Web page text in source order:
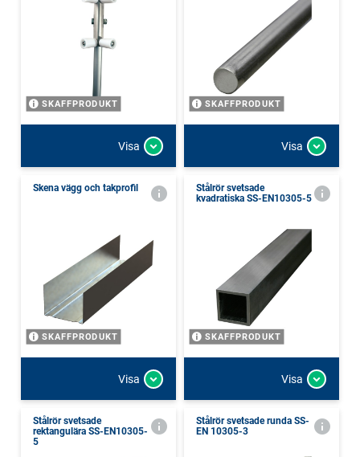
SKAFFPRODUKT
Visa
SKAFFPRODUKT
Visa
Skena vägg och takprofil
SKAFFPRODUKT
Visa
Stålrör svetsade
kvadratiska SS-EN10305-5
SKAFFPRODUKT
Visa
Stålrör svetsade
rektangulära SS-EN10305-
5
Stålrör svetsade runda SS-
EN 10305-3